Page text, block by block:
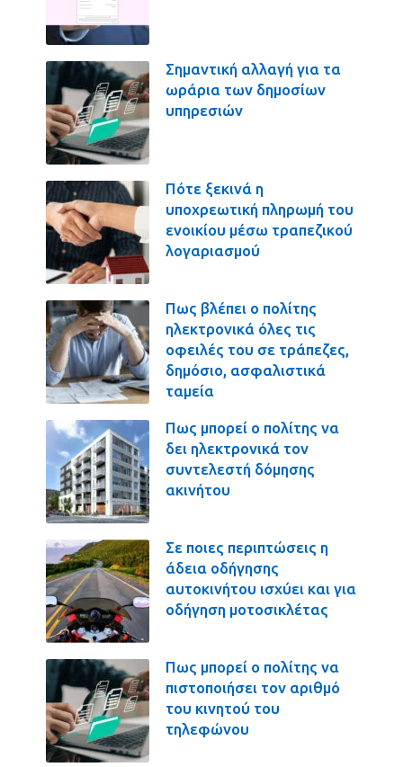
Σημαντική αλλαγή για τα
ωράρια των δημοσίων
υπηρεσιών
Πότε ξεκινά η
υποχρεωτική πληρωμή του
ενοικίου μέσω τραπεζικού
λογαριασμού
Πως βλέπει ο πολίτης
ηλεκτρονικά όλες τις
οφειλές του σε τράπεζες,
δημόσιο, ασφαλιστικά
ταμεία
Πως μπορεί ο πολίτης να
δει ηλεκτρονικά τον
συντελεστή δόμησης
ακινήτου
Σε ποιες περιπτώσεις η
άδεια οδήγησης
αυτοκινήτου ισχύει και για
οδήγηση μοτοσικλέτας
Πως μπορεί ο πολίτης να
πιστοποιήσει τον αριθμό
του κινητού του
τηλεφώνου